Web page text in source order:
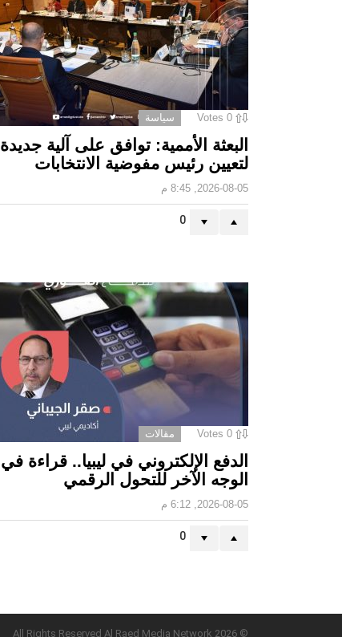
0
Votes سياسة
البعثة الأممية: توافق على آلية جديدة
لتعيين رئيس مفوضية الانتخابات
2026-08-05, 8:45 م
0
0
Votes مقالات
الدفع الإلكتروني في ليبيا.. قراءة في
الوجه الآخر للتحول الرقمي ‏
2026-08-05, 6:12 م
0
© 2026 All Rights Reserved Al Raed Media Network